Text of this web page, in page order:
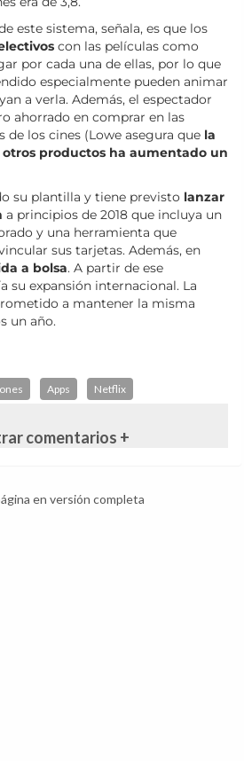
este sistema, señala, es que los
con las películas como
por cada una de ellas, por lo que
especialmente pueden animar
a verla. Además, el espectador
ahorrado en comprar en las
de los cines (Lowe asegura que la
productos ha aumentado un
su plantilla y tiene previsto lanzar
a principios de 2018 que incluya un
y una herramienta que
sus tarjetas. Además, en
a bolsa. A partir de ese
su expansión internacional. La
a mantener la misma
un año.
Apps Netflix
comentarios +
en versión completa